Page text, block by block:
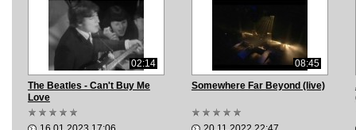
02:14
The Beatles - Can't Buy Me
Love
08:45
Somewhere Far Beyond (live)